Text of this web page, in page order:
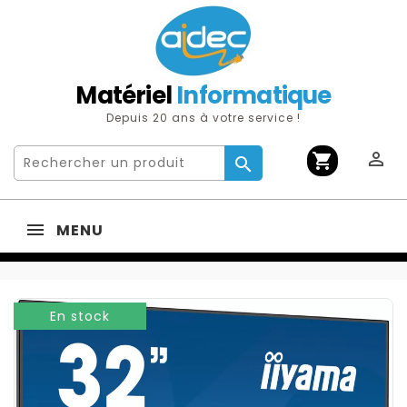
MatérielInformatique
Depuis 20 ans à votre service !
 shopping_cart 
MENU
En stock